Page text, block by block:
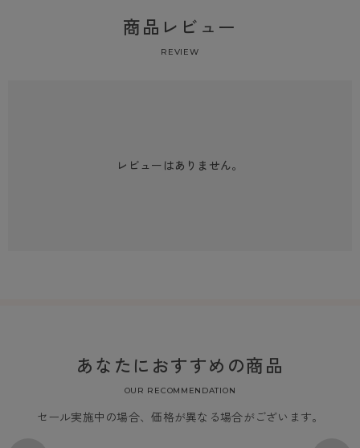
商品レビュー
REVIEW
レビューはありません。
あなたにおすすめの商品
OUR RECOMMENDATION
セール実施中の場合、価格が異なる場合がございます。